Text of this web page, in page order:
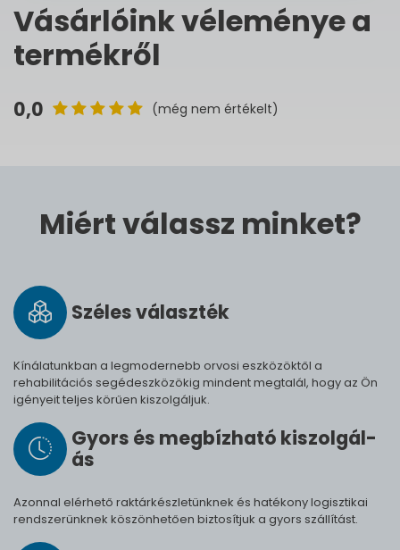
Vásárlóink véleménye a
termékről
0,0 (még nem értékelt)
Miért válassz minket?
Széles vá­lasz­ték
Kínálatunkban a legmodernebb orvosi eszközöktől a
rehabilitációs segédeszközökig mindent megtalál, hogy az Ön
igényeit teljes körűen kiszolgáljuk.
Gyors és meg­bíz­ha­tó ki­szol­gál­
ás
Azonnal elérhető raktárkészletünknek és hatékony logisztikai
rendszerünknek köszönhetően biztosítjuk a gyors szállítást.